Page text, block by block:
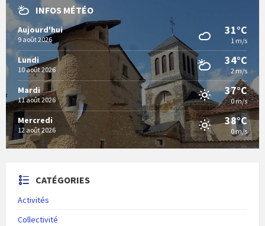
INFOS MÉTÉO
Aujourd'hui
9 août 2026
31°C
1 m/s
Lundi
10 août 2026
34°C
2 m/s
Mardi
11 août 2026
37°C
0 m/s
Mercredi
12 août 2026
38°C
0 m/s
CATÉGORIES
Activités
Collectivité